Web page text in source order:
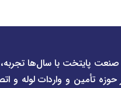
با سال‌ها تجربه، یکی از
لوله و اتصالات